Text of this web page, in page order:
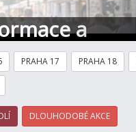
a
PRAHA 17 PRAHA 18
DLOUHODOBÉ AKCE